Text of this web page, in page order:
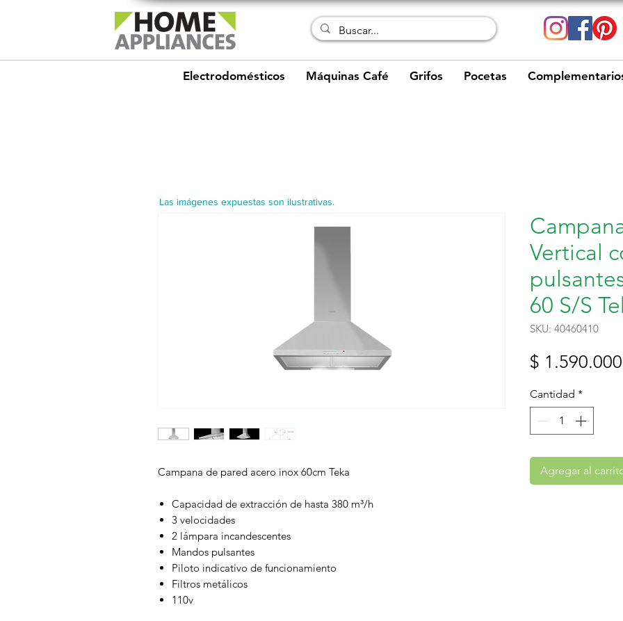
Electrodomésticos Máquinas Café Grifos Pocetas
Campana de pared acero inox 60cm Teka
Capacidad de extracción de hasta 380 m³/h
3 velocidades
2 lámpara incandescentes
Mandos pulsantes
Piloto indicativo de funcionamiento
Filtros metálicos
110v
Vertical
60 S/S
SKU: 40460410
$ 1.590.000
Cantidad *
Agregar al
Las imágenes expuestas son ilustrativas.